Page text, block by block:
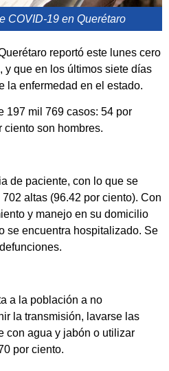
COVID-19 en Querétaro
reportó este lunes cero
y que en los últimos siete días
la enfermedad en el estado.
197 mil 769 casos: 54 por
ciento son hombres.
de paciente, con lo que se
altas (96.42 por ciento). Con
y manejo en su domicilio
se encuentra hospitalizado. Se
a la población a no
la transmisión, lavarse las
con agua y jabón o utilizar
por ciento.